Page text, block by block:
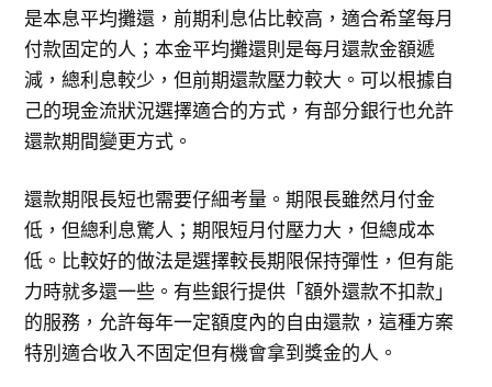
是本息平均攤還，前期利息佔比較高，適合希望每月
付款固定的人；本金平均攤還則是每月還款金額遞
減，總利息較少，但前期還款壓力較大。可以根據自
己的現金流狀況選擇適合的方式，有部分銀行也允許
還款期間變更方式。
還款期限長短也需要仔細考量。期限長雖然月付金
低，但總利息驚人；期限短月付壓力大，但總成本
低。比較好的做法是選擇較長期限保持彈性，但有能
力時就多還一些。有些銀行提供「額外還款不扣款」
的服務，允許每年一定額度內的自由還款，這種方案
特別適合收入不固定但有機會拿到獎金的人。